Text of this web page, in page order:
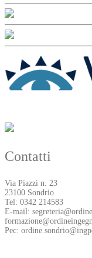
Contatti
Via Piazzi n. 23
23100 Sondrio
Tel: 0342 214583
E-mail:
Pec: